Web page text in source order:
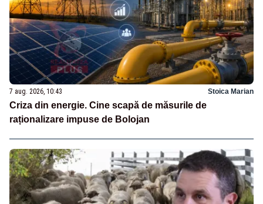
7 aug. 2026, 10:43 Stoica Marian
Criza din energie. Cine scapă de măsurile de
raționalizare impuse de Bolojan